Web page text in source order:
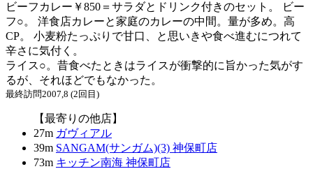
ビーフカレー￥850＝サラダとドリンク付きのセット。 ビー
フ○。 洋食店カレーと家庭のカレーの中間。量が多め。高
CP。 小麦粉たっぷりで甘口、と思いきや食べ進むにつれて
辛さに気付く。
ライス○。昔食べたときはライスが衝撃的に旨かった気がす
るが、それほどでもなかった。
最終訪問2007,8 (2回目)
【最寄りの他店】
27m ガヴィアル
39m SANGAM(サンガム)(3) 神保町店
73m キッチン南海 神保町店